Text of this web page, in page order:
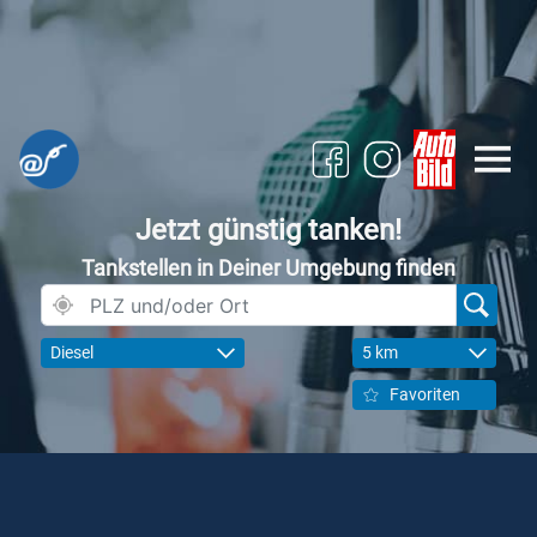
Jetzt günstig tanken!
Tankstellen in Deiner Umgebung finden
Diesel 5 km
Favoriten